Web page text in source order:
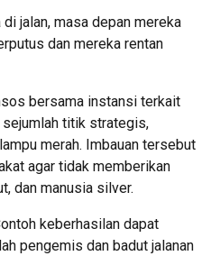
jalan, masa depan mereka
dan mereka rentan
bersama instansi terkait
titik strategis,
merah. Imbauan tersebut
agar tidak memberikan
dan manusia silver.
keberhasilan dapat
pengemis dan badut jalanan